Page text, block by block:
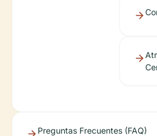
Preguntas Frecuentes (FAQ)